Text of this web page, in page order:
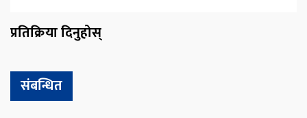
प्रतिक्रिया दिनुहोस्
संबन्धित